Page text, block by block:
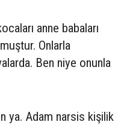
anne babaları
Onlarla
Ben niye onunla
ya. Adam narsis kişilik